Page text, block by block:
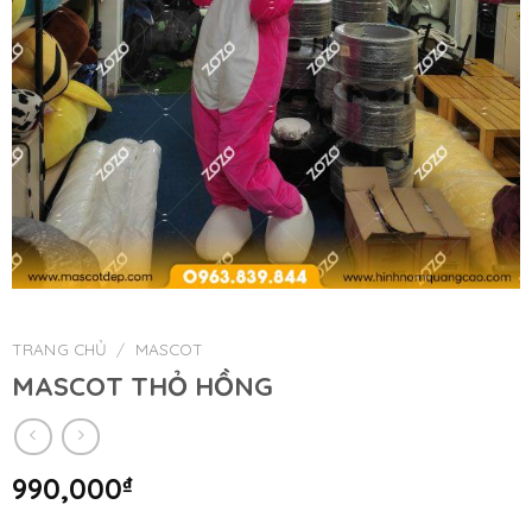
TRANG CHỦ / MASCOT
MASCOT THỎ HỒNG
990,000₫